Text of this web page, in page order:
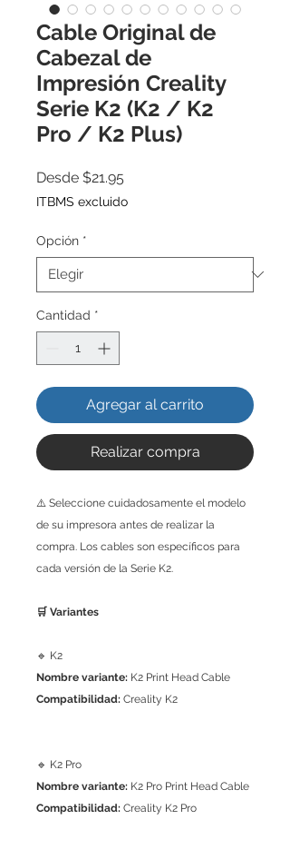
Cable Original de
Cabezal de
Impresión Creality
Serie K2 (K2 / K2
Pro / K2 Plus)
Desde $21.95
oferta
ITBMS excluido
Opción *
Cantidad *
Agregar al carrito
Realizar compra
⚠️ Seleccione cuidadosamente el modelo
de su impresora antes de realizar la
compra. Los cables son específicos para
cada versión de la Serie K2.
🛒 Variantes
🔹 K2
Nombre variante: K2 Print Head Cable
Compatibilidad: Creality K2
🔹 K2 Pro
Nombre variante: K2 Pro Print Head Cable
Compatibilidad: Creality K2 Pro